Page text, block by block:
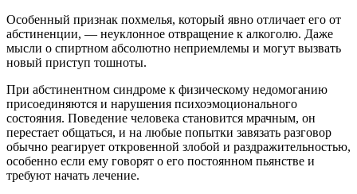
Особенный признак похмелья, который явно отличает его от
абстиненции, — неуклонное отвращение к алкоголю. Даже
мысли о спиртном абсолютно неприемлемы и могут вызвать
новый приступ тошноты.
При абстинентном синдроме к физическому недомоганию
присоединяются и нарушения психоэмоционального
состояния. Поведение человека становится мрачным, он
перестает общаться, и на любые попытки завязать разговор
обычно реагирует откровенной злобой и раздражительностью,
особенно если ему говорят о его постоянном пьянстве и
требуют начать лечение.